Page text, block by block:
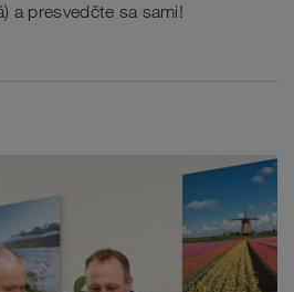
a presvedčte sa sami!